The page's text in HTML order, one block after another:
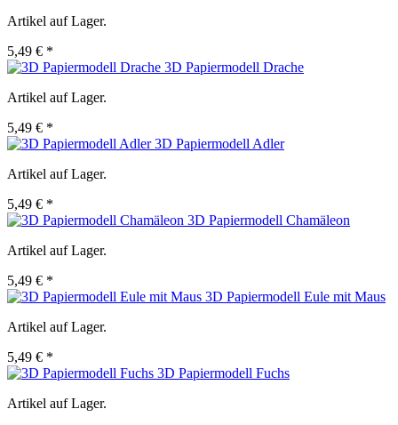
Artikel auf Lager.
5,49 € *
3D Papiermodell Drache
Artikel auf Lager.
5,49 € *
3D Papiermodell Adler
Artikel auf Lager.
5,49 € *
3D Papiermodell Chamäleon
Artikel auf Lager.
5,49 € *
3D Papiermodell Eule mit Maus
Artikel auf Lager.
5,49 € *
3D Papiermodell Fuchs
Artikel auf Lager.